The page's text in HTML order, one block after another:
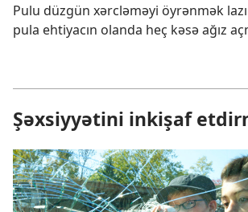
Pulu düzgün xərcləməyi öyrənmək
pula ehtiyacın olanda heç kəsə ağız
Şəxsiyyətini inkişaf